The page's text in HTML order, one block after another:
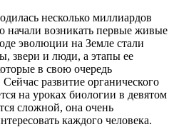
несколько миллиардов
начали возникать первые живые
эволюции на Земле стали
звери и люди, а этапы ее
в свою очередь
развитие органического
на уроках биологии в девятом
сложной, она очень
каждого человека.